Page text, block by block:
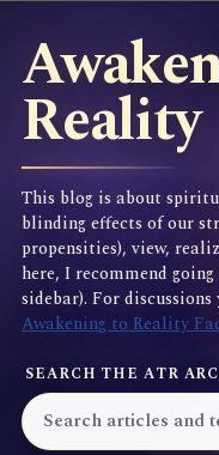
Reality
This blog is about
blinding effects of our
propensities), view,
here, I recommend
sidebar). For
Awakening to Reality
SEARCH THE ATR